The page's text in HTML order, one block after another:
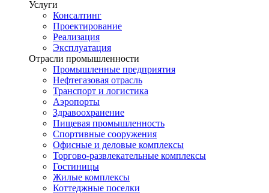
Услуги
Консалтинг
Проектирование
Реализация
Эксплуатация
Отрасли промышленности
Промышленные предприятия
Нефтегазовая отрасль
Транспорт и логистика
Аэропорты
Здравоохранение
Пищевая промышленность
Спортивные сооружения
Офисные и деловые комплексы
Торгово-развлекательные комплексы
Гостиницы
Жилые комплексы
Коттеджные поселки